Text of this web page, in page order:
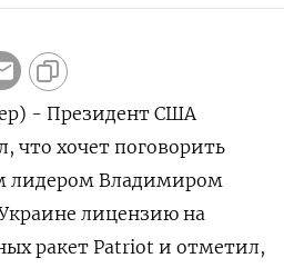
- Президент США
что хочет поговорить
лидером Владимиром
лицензию на
ракет Patriot и отметил,